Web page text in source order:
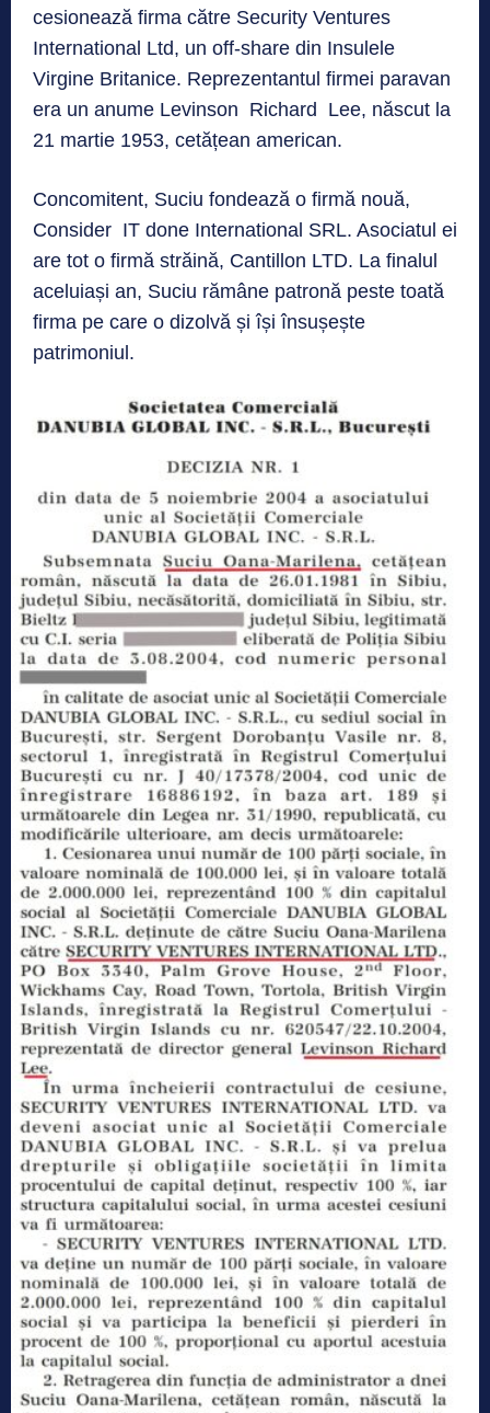
cesionează firma către Security Ventures
International Ltd, un off-share din Insulele
Virgine Britanice. Reprezentantul firmei paravan
era un anume Levinson Richard Lee, născut la
21 martie 1953, cetățean american.
Concomitent, Suciu fondează o firmă nouă,
Consider IT done International SRL. Asociatul ei
are tot o firmă străină, Cantillon LTD. La finalul
aceluiași an, Suciu rămâne patronă peste toată
firma pe care o dizolvă și își însușește
patrimoniul.